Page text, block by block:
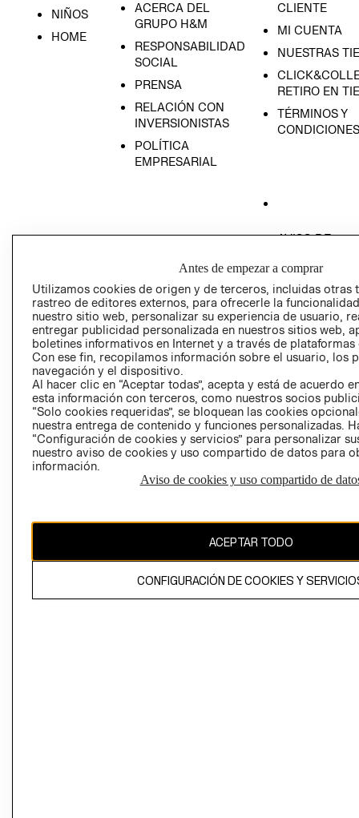
NIÑOS
HOME
ACERCA DEL
GRUPO H&M
RESPONSABILIDAD
SOCIAL
PRENSA
RELACIÓN CON
INVERSIONISTAS
POLÍTICA
EMPRESARIAL
CLIENTE
MI CUENTA
NUESTRAS
RETIRO EN
TÉRMINOS Y
CONDICIONES
AVISO DE
GIFT CARD
AVISO DE
Perú (S/)
CAMBIAR REGIÓN
propiedad de H&M Hennes & Mauritz AB
Antes de empezar a comprar
Utilizamos cookies de origen y de terceros, incluidas otras
rastreo de editores externos, para ofrecerle la
nuestro sitio web, personalizar su experiencia de usuario,
entregar publicidad personalizada en nuestros sitios web,
boletines informativos en Internet y a través de plataformas
Con ese fin, recopilamos información sobre el usuario, los
navegación y el dispositivo.
Al hacer clic en “Aceptar todas”, acepta y está de acuerdo
esta información con terceros, como nuestros socios
“Solo cookies requeridas”, se bloquean las cookies
nuestra entrega de contenido y funciones personalizadas.
“Configuración de cookies y servicios” para personalizar
nuestro aviso de cookies y uso compartido de datos para
información.
Aviso de cookies y uso compartido de
ACEPTAR TODO
CONFIGURACIÓN DE COOKIES Y